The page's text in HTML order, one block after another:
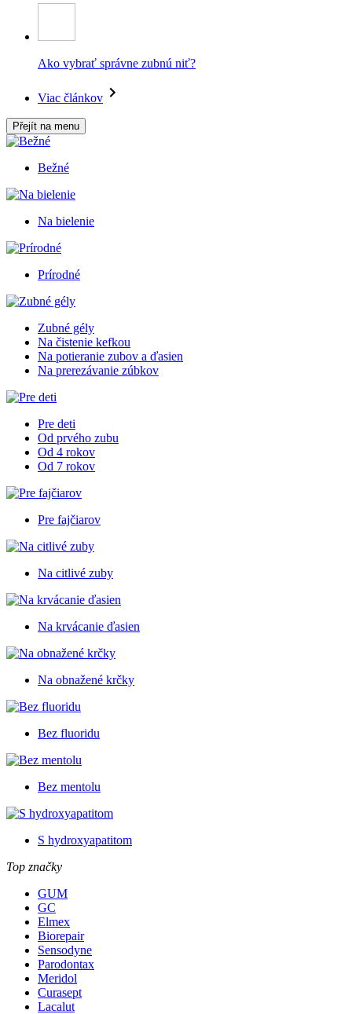
Ako vybrať správne zubnú niť?
Viac článkov
Přejít na menu
Bežné
Na bielenie
Prírodné
Zubné gély
Na čistenie kefkou
Na potieranie zubov a ďasien
Na prerezávanie zúbkov
Pre deti
Od prvého zubu
Od 4 rokov
Od 7 rokov
Pre fajčiarov
Na citlivé zuby
Na krvácanie ďasien
Na obnažené krčky
Bez fluoridu
Bez mentolu
S hydroxyapatitom
Top značky
GUM
GC
Elmex
Biorepair
Sensodyne
Parodontax
Meridol
Curasept
Lacalut